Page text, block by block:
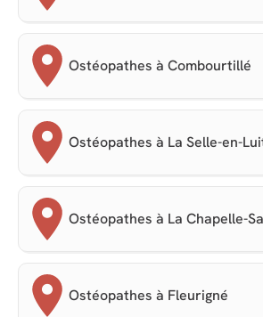
Ostéopathes à Combourtillé
Ostéopathes à La Selle-en-
Ostéopathes à La Chapelle-
Ostéopathes à Fleurigné